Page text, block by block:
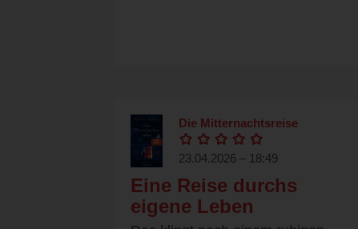
Die Mitternachtsreise
23.04.2026 – 18:49
Eine Reise durchs
eigene Leben